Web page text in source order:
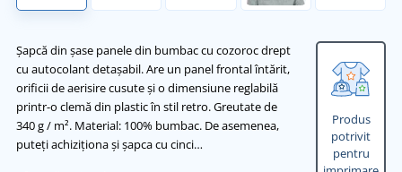
Șapcă din șase panele din bumbac cu cozoroc drept
cu autocolant detașabil. Are un panel frontal întărit,
orificii de aerisire cusute și o dimensiune reglabilă
printr-o clemă din plastic în stil retro. Greutate de
340 g / m². Material: 100% bumbac. De asemenea,
puteți achiziționa și șapca cu cinci…
Produs
potrivit
pentru